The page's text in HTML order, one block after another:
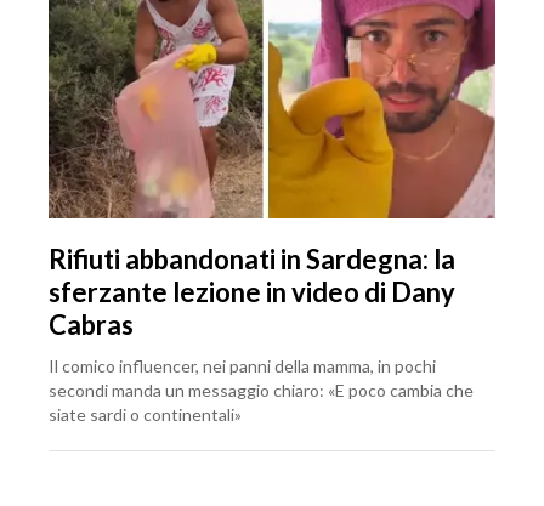
Rifiuti abbandonati in Sardegna: la
sferzante lezione in video di Dany
Cabras
Il comico influencer, nei panni della mamma, in pochi
secondi manda un messaggio chiaro: «E poco cambia che
siate sardi o continentali»